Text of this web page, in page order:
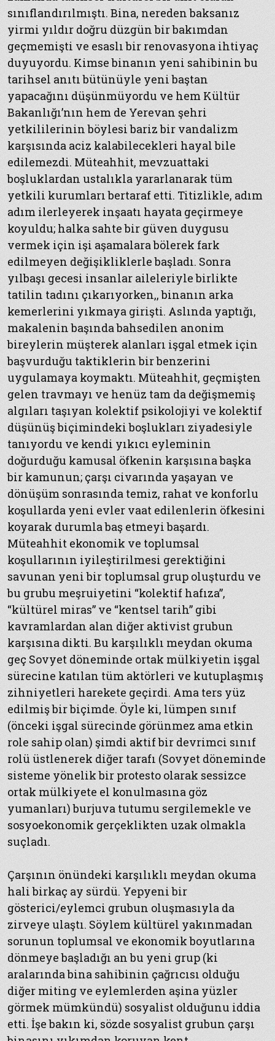
sınıflandırılmıştı. Bina, nereden baksanız
yirmi yıldır doğru düzgün bir bakımdan
geçmemişti ve esaslı bir renovasyona ihtiyaç
duyuyordu. Kimse binanın yeni sahibinin bu
tarihsel anıtı bütünüyle yeni baştan
yapacağını düşünmüyordu ve hem Kültür
Bakanlığı’nın hem de Yerevan şehri
yetkililerinin böylesi bariz bir vandalizm
karşısında aciz kalabilecekleri hayal bile
edilemezdi. Müteahhit, mevzuattaki
boşluklardan ustalıkla yararlanarak tüm
yetkili kurumları bertaraf etti. Titizlikle, adım
adım ilerleyerek inşaatı hayata geçirmeye
koyuldu; halka sahte bir güven duygusu
vermek için işi aşamalara bölerek fark
edilmeyen değişikliklerle başladı. Sonra
yılbaşı gecesi insanlar aileleriyle birlikte
tatilin tadını çıkarıyorken,, binanın arka
kemerlerini yıkmaya girişti. Aslında yaptığı,
makalenin başında bahsedilen anonim
bireylerin müşterek alanları işgal etmek için
başvurduğu taktiklerin bir benzerini
uygulamaya koymaktı. Müteahhit, geçmişten
gelen travmayı ve henüz tam da değişmemiş
algıları taşıyan kolektif psikolojiyi ve kolektif
düşünüş biçimindeki boşlukları ziyadesiyle
tanıyordu ve kendi yıkıcı eyleminin
doğurduğu kamusal öfkenin karşısına başka
bir kamunun; çarşı civarında yaşayan ve
dönüşüm sonrasında temiz, rahat ve konforlu
koşullarda yeni evler vaat edilenlerin öfkesini
koyarak durumla baş etmeyi başardı.
Müteahhit ekonomik ve toplumsal
koşullarının iyileştirilmesi gerektiğini
savunan yeni bir toplumsal grup oluşturdu ve
bu grubu meşruiyetini “kolektif hafıza”,
“kültürel miras” ve “kentsel tarih” gibi
kavramlardan alan diğer aktivist grubun
karşısına dikti. Bu karşılıklı meydan okuma
geç Sovyet döneminde ortak mülkiyetin işgal
sürecine katılan tüm aktörleri ve kutuplaşmış
zihniyetleri harekete geçirdi. Ama ters yüz
edilmiş bir biçimde. Öyle ki, lümpen sınıf
(önceki işgal sürecinde görünmez ama etkin
role sahip olan) şimdi aktif bir devrimci sınıf
rolü üstlenerek diğer tarafı (Sovyet döneminde
sisteme yönelik bir protesto olarak sessizce
ortak mülkiyete el konulmasına göz
yumanları) burjuva tutumu sergilemekle ve
sosyoekonomik gerçeklikten uzak olmakla
suçladı.
Çarşının önündeki karşılıklı meydan okuma
hali birkaç ay sürdü. Yepyeni bir
gösterici/eylemci grubun oluşmasıyla da
zirveye ulaştı. Söylem kültürel yakınmadan
sorunun toplumsal ve ekonomik boyutlarına
dönmeye başladığı an bu yeni grup (ki
aralarında bina sahibinin çağrıcısı olduğu
diğer miting ve eylemlerden aşina yüzler
görmek mümkündü) sosyalist olduğunu iddia
etti. İşe bakın ki, sözde sosyalist grubun çarşı